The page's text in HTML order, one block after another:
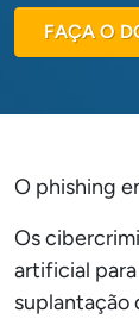
FAÇA O
O phishing
Os
artificial
suplantação